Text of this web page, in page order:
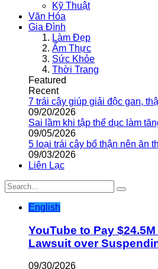
Kỹ Thuật
Văn Hóa
Gia Đình
Làm Đẹp
Ẩm Thực
Sức Khỏe
Thời Trang
Featured
Recent
7 trái cây giúp giải độc gan,
09/20/2026
Sai lầm khi tập thể dục làm
09/05/2026
5 loại trái cây bổ thận nên ăn
09/03/2026
Liên Lạc
English
YouTube to Pay
Lawsuit over
09/30/2026